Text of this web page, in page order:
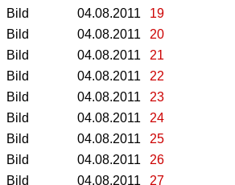
Bild 04.08.2011
19
Bild 04.08.2011
20
Bild 04.08.2011
21
Bild 04.08.2011
22
Bild 04.08.2011
23
Bild 04.08.2011
24
Bild 04.08.2011
25
Bild 04.08.2011
26
Bild 04.08.2011 27